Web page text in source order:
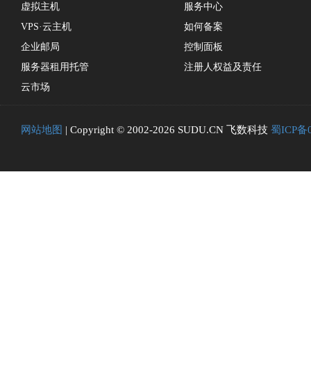
虚拟主机
VPS·云主机
企业邮局
服务器租用托管
云市场
服务中心
如何备案
控制面板
注册人权益及责任
网站地图 | Copyright © 2002-2026 SUDU.CN 飞数科技 蜀ICP备